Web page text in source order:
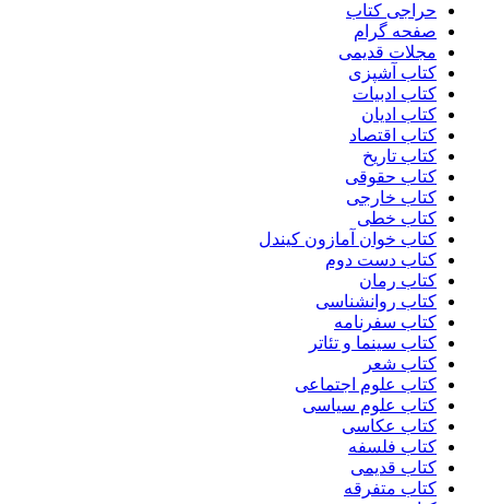
حراجی کتاب
صفحه گرام
مجلات قدیمی
کتاب آشپزی
کتاب ادبیات
کتاب ادیان
کتاب اقتصاد
کتاب تاریخ
کتاب حقوقی
کتاب خارجی
کتاب خطی
کتاب خوان آمازون کیندل
کتاب دست دوم
کتاب رمان
کتاب روانشناسی
کتاب سفرنامه
کتاب سینما و تئاتر
کتاب شعر
کتاب علوم اجتماعی
کتاب علوم سیاسی
کتاب عکاسی
کتاب فلسفه
کتاب قدیمی
کتاب متفرقه